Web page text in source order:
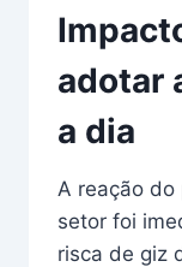
adotar
a dia
A reação
setor foi
risca de giz